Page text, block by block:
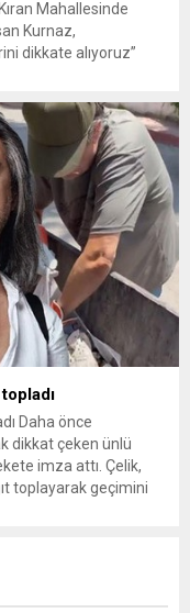
Mahallesinde
Kurnaz,
dikkate alıyoruz”
Başkan İhsan
Daha önce
dikkat çeken ünlü
imza attı. Çelik,
toplayarak geçimini